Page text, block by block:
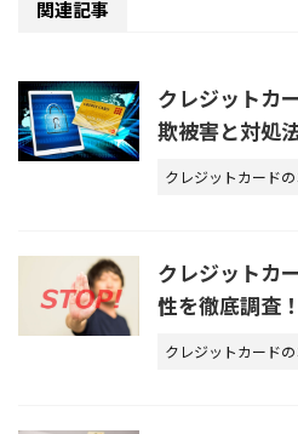
関連記事
クレジットカ
欺被害と対処
クレジットカード
クレジットカ
性を徹底調査
クレジットカード